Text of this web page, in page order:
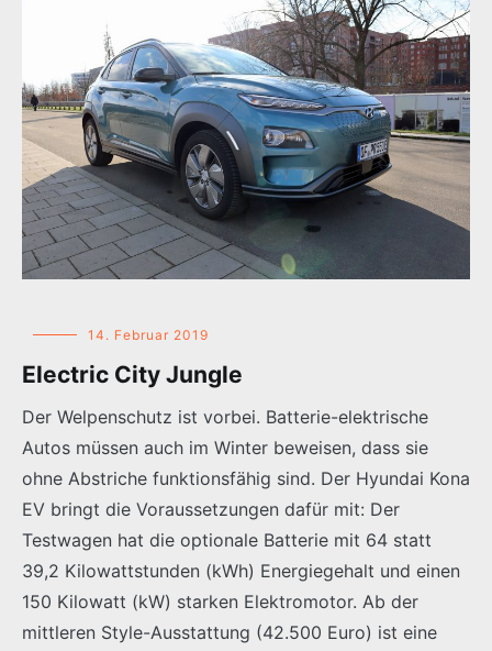
14. Februar 2019
Electric City Jungle
Der Welpenschutz ist vorbei. Batterie-elektrische
Autos müssen auch im Winter beweisen, dass sie
ohne Abstriche funktionsfähig sind. Der Hyundai Kona
EV bringt die Voraussetzungen dafür mit: Der
Testwagen hat die optionale Batterie mit 64 statt
39,2 Kilowattstunden (kWh) Energiegehalt und einen
150 Kilowatt (kW) starken Elektromotor. Ab der
mittleren Style-Ausstattung (42.500 Euro) ist eine